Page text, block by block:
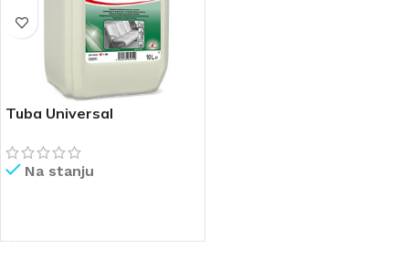
Tuba Universal
Na stanju